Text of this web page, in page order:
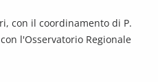
con il coordinamento di P.
l'Osservatorio Regionale